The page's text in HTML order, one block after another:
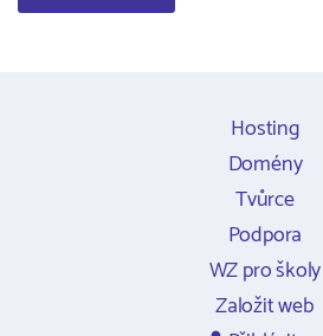
Hosting
Domény
Tvůrce
Podpora
WZ pro školy
Založit web